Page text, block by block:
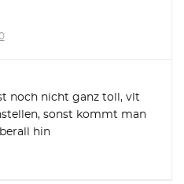
noch nicht ganz toll, vlt
sonst kommt man
hin